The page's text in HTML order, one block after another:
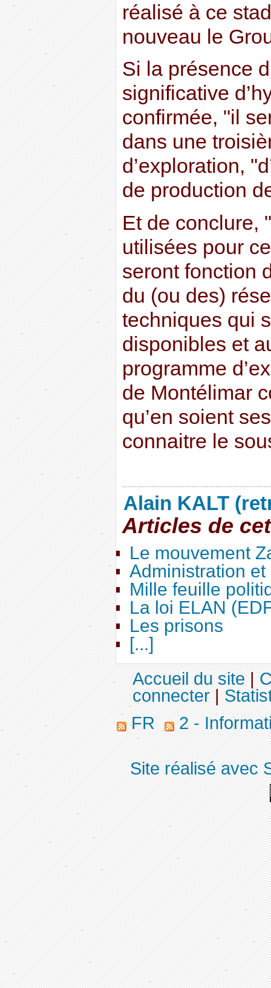
réalisé à ce
nouveau le
Si la présence
significative
confirmée, "il
dans une
d’exploration,
de production
Et de conclure,
utilisées pour
seront fonction
du (ou des)
techniques qui
disponibles et
programme
de Montélimar
qu’en soient
connaitre le
Alain KALT
Articles de
Le mouvement
Administration
Mille feuille
La loi ELAN
Les prisons
[...]
Accueil du site|
connecter|
FR
2 -
Site réalisé avec